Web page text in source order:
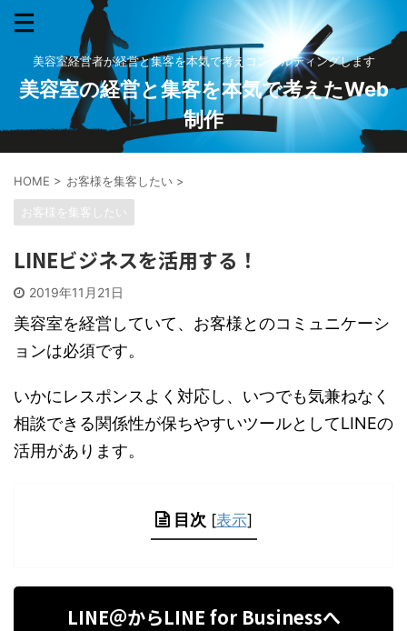
美容室経営者が経営と集客を本気で考えコンサルティングします
美容室の経営と集客を本気で考えたWeb
制作
HOME > お客様を集客したい >
お客様を集客したい
LINEビジネスを活用する！
2019年11月21日
美容室を経営していて、お客様とのコミュニケーシ
ョンは必須です。
いかにレスポンスよく対応し、いつでも気兼ねなく
相談できる関係性が保ちやすいツールとしてLINEの
活用があります。
目次 [表示]
LINE＠からLINE for Businessへ